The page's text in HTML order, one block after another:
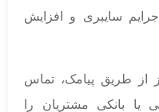
سایبری و افزایش
از طریق پیامک، تماس
یا بانکی مشتریان را